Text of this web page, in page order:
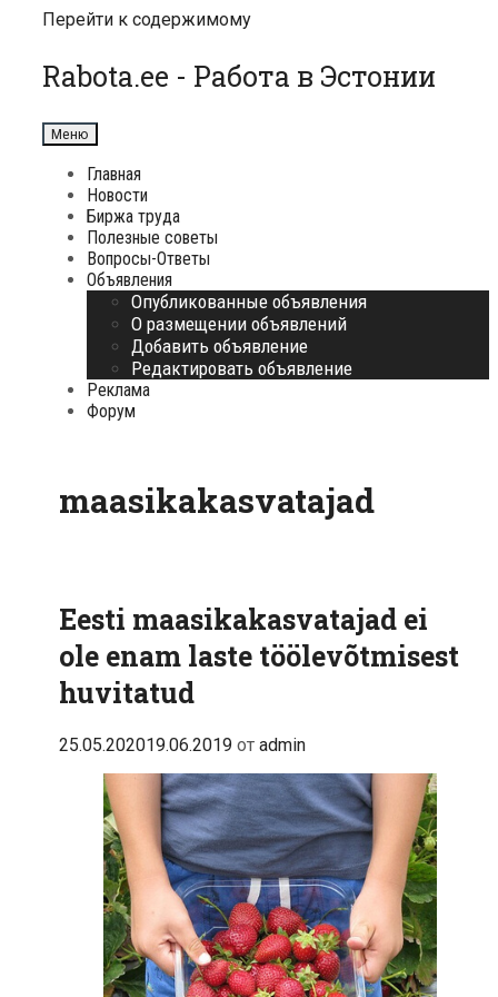
Перейти к содержимому
Rabota.ee - Работа в Эстонии
Меню
Главная
Новости
Биржа труда
Полезные советы
Вопросы-Ответы
Объявления
Опубликованные объявления
О размещении объявлений
Добавить объявление
Редактировать объявление
Реклама
Форум
maasikakasvatajad
Eesti maasikakasvatajad ei
ole enam laste töölevõtmisest
huvitatud
25.05.202019.06.2019 от admin